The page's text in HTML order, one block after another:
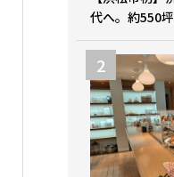
代へ。約550